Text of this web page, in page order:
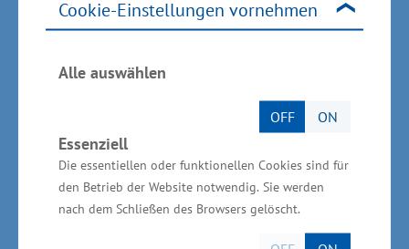
Cookie-Einstellungen vornehmen
Alle auswählen
OFF ON
Essenziell
Die essentiellen oder funktionellen Cookies sind für
den Betrieb der Website notwendig. Sie werden
nach dem Schließen des Browsers gelöscht.
Tagsüber ist der Markt für mehrere Stunden
personell besetzt, außerhalb dieser Zeiten steht
er Mitgliedern rund um die Uhr offen.
Teilhaberscheinen – insgesamt wurden 365
verkauft. Im Sorti­ment finden sich rund 2.800
Artikel, ergänzt um ein Online­angebot mit